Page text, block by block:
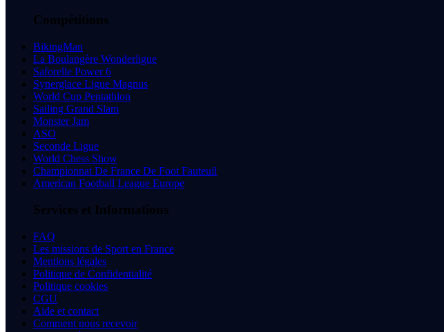
Compétitions
BikingMan
La Boulangère Wonderligue
Saforelle Power 6
Synerglace Ligue Magnus
World Cup Pentathlon
Sailing Grand Slam
Monster Jam
ASO
Seconde Ligue
World Chess Show
Championnat De France De Foot Fauteuil
American Football League Europe
Services et Informations
FAQ
Les missions de Sport en France
Mentions légales
Politique de Confidentialité
Politique cookies
CGU
Aide et contact
Comment nous recevoir